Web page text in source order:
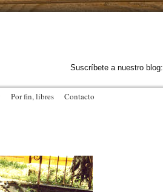
Suscríbete a nuestro blog:
Por fin, libres Contacto